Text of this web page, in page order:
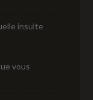
insulte
vous